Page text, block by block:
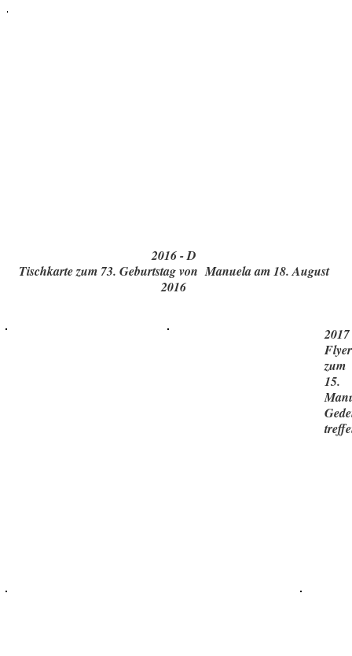
2016 - D
Tischkarte zum 73. Geburtstag von Manuela am 18. August
2016
Flyer
zum
15.